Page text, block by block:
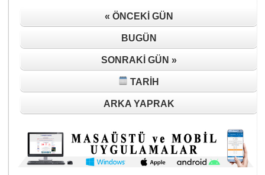
« ÖNCEKI GÜN
BUGÜN
SONRAKI GÜN »
TARIH
ARKA YAPRAK